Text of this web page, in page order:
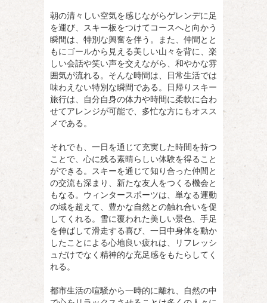
朝の清々しい空気を感じながらゲレンデに足
を運び、スキー板をつけてコースへと向かう
瞬間は、特別な興奮を伴う。また、仲間とと
もにゴールから見える美しい山々を背に、楽
しい会話や笑い声を交えながら、和やかな雰
囲気が流れる。そんな時間は、日常生活では
味わえない特別な瞬間である。日帰りスキー
旅行は、自分自身の体力や時間に柔軟に合わ
せてアレンジが可能で、多忙な方にもオスス
メである。
それでも、一日を通じて充実した時間を持つ
ことで、心に残る素晴らしい体験を得ること
ができる。スキーを通じて知り合った仲間と
の交流も深まり、新たな友人をつくる機会と
もなる。ウィンタースポーツは、単なる運動
の域を超えて、豊かな自然との触れ合いを促
してくれる。雪に覆われた美しい景色、手足
を伸ばして滑走する喜び、一日中身体を動か
したことによる心地良い疲れは、リフレッシ
ュだけでなく精神的な充足感をもたらしてく
れる。
都市生活の喧騒から一時的に離れ、自然の中